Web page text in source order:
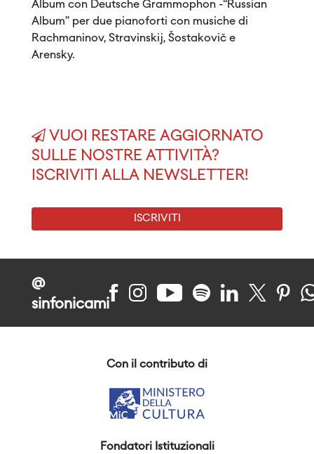
Album con Deutsche Grammophon -“Russian
Album” per due pianoforti con musiche di
Rachmaninov, Stravinskij, Šostakovič e
Arensky.
VUOI RESTARE AGGIORNATO
SULLE NOSTRE ATTIVITÀ?
ISCRIVITI ALLA NEWSLETTER!
ISCRIVITI
@
sinfonicami
Con il contributo di
Fondatori Istituzionali